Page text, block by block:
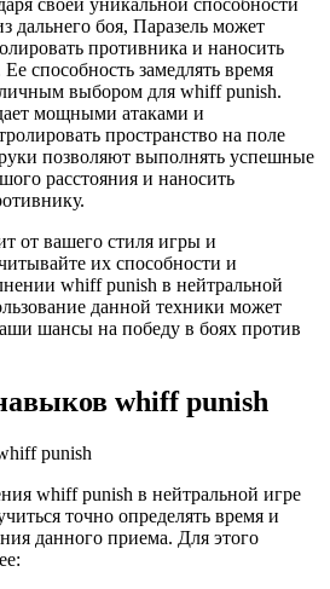
своей уникальной способности
дальнего боя, Паразель может
противника и наносить
способность замедлять время
выбором для whiff punish.
мощными атаками и
пространство на поле
позволяют выполнять успешные
расстояния и наносить
от вашего стиля игры и
их способности и
whiff punish в нейтральной
данной техники может
шансы на победу в боях против
whiff punish
punish
whiff punish в нейтральной игре
точно определять время и
данного приема. Для этого